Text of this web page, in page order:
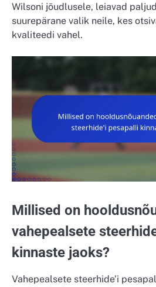
Wilsoni jõudlusele, leiavad
suurepärane valik neile, kes
kvaliteedi vahel.
Millised on
vahepealsete
kinnaste jaoks?
Vahepealsete steerhide’i